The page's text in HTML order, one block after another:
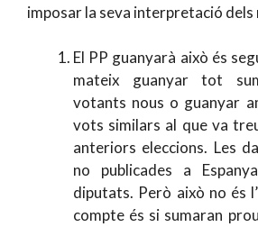
imposar la seva interpretació
El PP guanyarà això és
mateix guanyar tot
votants nous o guanyar
vots similars al que va
anteriors eleccions. Les
no publicades a
diputats. Però això no és
compte és si sumaran